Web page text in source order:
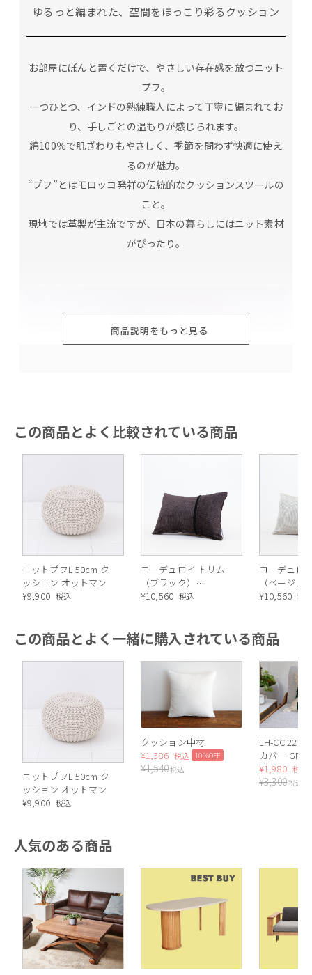
ゆるっと編まれた、空間をほっこり彩るクッション
お部屋にぽんと置くだけで、やさしい存在感を放つニット
プフ。
一つひとつ、インドの熟練職人によって丁寧に編まれてお
り、手しごとの温もりが感じられます。
綿100％で肌ざわりもやさしく、季節を問わず快適に使え
るのが魅力。
“プフ”とはモロッコ発祥の伝統的なクッションスツールの
こと。
現地では革製が主流ですが、日本の暮らしにはニット素材
がぴったり。
インドの職人が丁寧に仕上げた、味わい深いニットプフ。
コットン100％素材で、季節を問わず快適に使えます。
商品説明をもっと見る
この商品とよく比較されている商品
ニットプフL 50cm ク
ッション オットマン
¥9,900 税込
コーデュロイ トリム
（ブラック）
30×45cm
¥10,560 税込
コーデュロ
（ベージュ
30×45cm
¥10,560 税
この商品とよく一緒に購入されている商品
ニットプフL 50cm ク
ッション オットマン
¥9,900 税込
クッション中材
¥1,386 税込 10%OFF
¥1,540税込
LH-CC 22
カバー GR/
40×40cm
¥1,980 税込
¥3,300税込
人気のある商品